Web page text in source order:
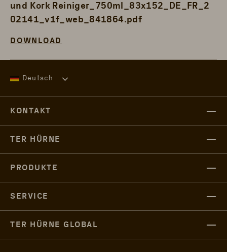
und Kork Reiniger_750ml_83x152_DE_FR_2
02141_v1f_web_841864.pdf
DOWNLOAD
Deutsch
KONTAKT
TER HÜRNE
PRODUKTE
SERVICE
TER HÜRNE GLOBAL